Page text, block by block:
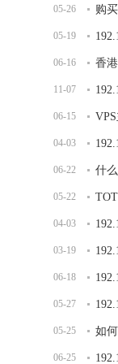
05-26 购
05-19
06-16 香
11-07
06-15
04-03
06-22 什
05-22
04-03
03-19
06-18
05-27
05-25 如
06-25